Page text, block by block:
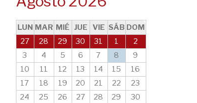
LUN MAR MIÉ JUE VIE SÁB DOM
27
28 29 30 31 1
2
3
4 5 6 7 8
9
10
11 12 13 14 15
16
17
18 19 20 21 22
23
24
25 26 27 28 29
30